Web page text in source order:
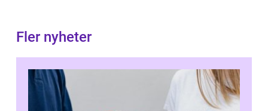
Fler nyheter